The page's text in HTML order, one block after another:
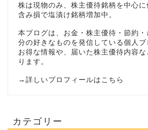
株は現物のみ、株主優待銘柄を中心に
含み損で塩漬け銘柄増加中。
本ブログは、お金・株主優待・節約
分の好きなものを発信している個人
お得な情報や、届いた株主優待内容
ります。
→ 詳しいプロフィールはこちら
カテゴリー